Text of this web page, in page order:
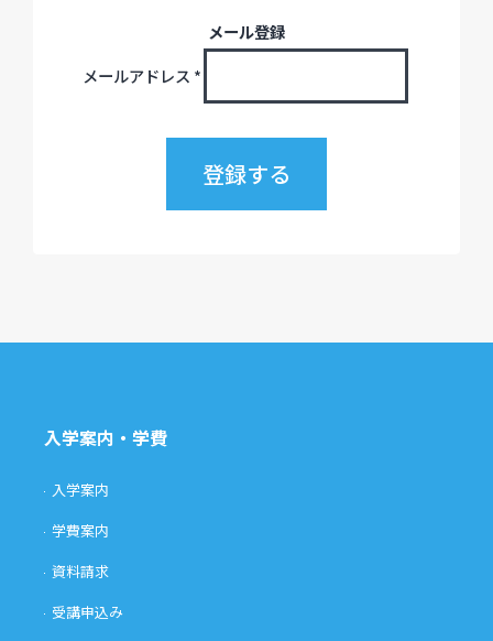
メール登録
メールアドレス *
入学案内・学費
入学案内
学費案内
資料請求
受講申込み